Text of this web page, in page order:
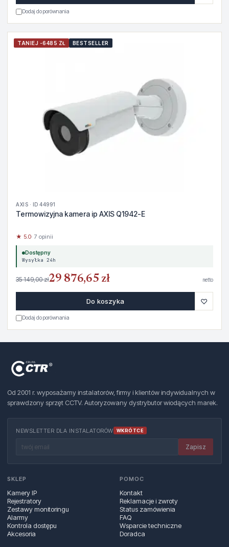
Dodaj do porównania
TANIEJ -6485 ZŁ BESTSELLER
AXIS · ID 44991
Termowizyjna kamera ip AXIS Q1942-E
★ 5.0· 7 opinii
Dostępny
Wysyłka 24h
35 149,00 zł29 876,65 zł netto
Do koszyka ♡
Dodaj do porównania
Od 2001 r. wyposażamy instalatorów, firmy i klientów indywidualnych w
sprawdzony sprzęt CCTV. Autoryzowany dystrybutor wiodących marek.
NEWSLETTER DLA INSTALATORÓW WKRÓTCE
Zapisz
SKLEP
Kamery IP
Rejestratory
Zestawy monitoringu
Alarmy
Kontrola dostępu
Akcesoria
POMOC
Kontakt
Reklamacje i zwroty
Status zamówienia
FAQ
Wsparcie techniczne
Doradca